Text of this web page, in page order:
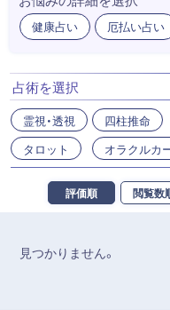
健康占い 厄払い占い
占術を選択
霊視・透視
タロット
四柱推命
オラクルカ
評価順 閲覧数
見つかりません。